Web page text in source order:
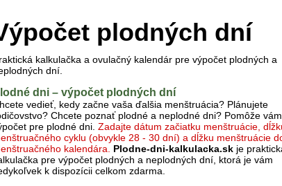
plodných dní
kalkulačka a ovulačný kalendár pre výpočet plodných a
dní.
dni – výpočet plodných dní
vedieť, kedy začne vaša ďalšia menštruácia? Plánujete
Chcete poznať plodné a neplodné dni? Pomôže vám
pre plodné dni. Zadajte dátum začiatku menštruácie,
cyklu (obvykle 28 - 30 dní) a dĺžku menštruácie
kalendára. Plodne-dni-kalkulacka.sk je
pre výpočet plodných a neplodných dní, ktorá je vám
k dispozícii celkom zdarma.